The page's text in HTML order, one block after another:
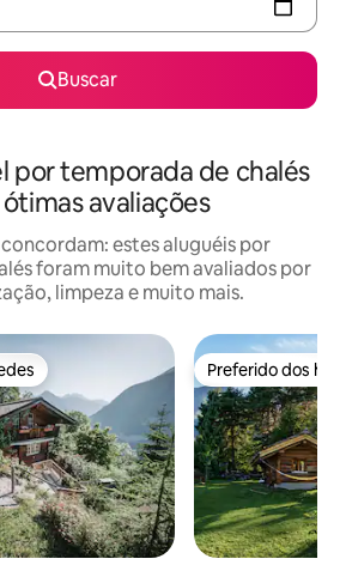
Buscar
por temporada de chalés
avaliações
estes aluguéis por
foram muito bem avaliados por
limpeza e muito mais.
Preferido dos
Preferido dos